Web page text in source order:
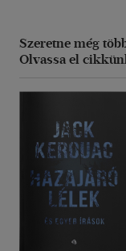
Szeretne még
Olvassa el